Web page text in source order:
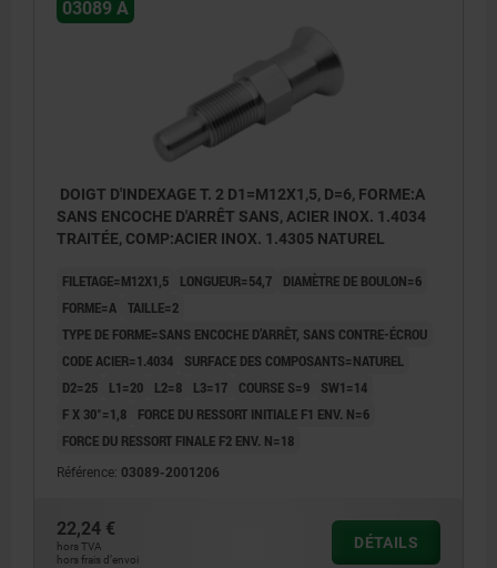
03089 A
DOIGT D'INDEXAGE T. 2 D1=M12X1,5, D=6, FORME:A
SANS ENCOCHE D'ARRÊT SANS, ACIER INOX. 1.4034
TRAITÉE, COMP:ACIER INOX. 1.4305 NATUREL
FILETAGE=M12X1,5 LONGUEUR=54,7
DIAMÈTRE DE BOULON=6
FORME=A TAILLE=2
TYPE DE FORME=SANS ENCOCHE D’ARRÊT, SANS CONTRE-ÉCROU
CODE ACIER=1.4034
SURFACE DES COMPOSANTS=NATUREL
D2=25
L1=20 L2=8 L3=17 COURSE S=9
SW1=14
F X 30°=1,8
FORCE DU RESSORT INITIALE F1 ENV. N=6
FORCE DU RESSORT FINALE F2 ENV. N=18
Référence: 03089-2001206
22,24 €
hors TVA
hors frais d’envoi
DÉTAILS